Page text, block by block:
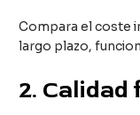
Compara el coste
largo plazo,
2. Calidad